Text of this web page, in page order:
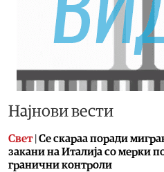
Најнови вести
Свет| Се скараа поради
закани на Италија со мерки
гранични контроли